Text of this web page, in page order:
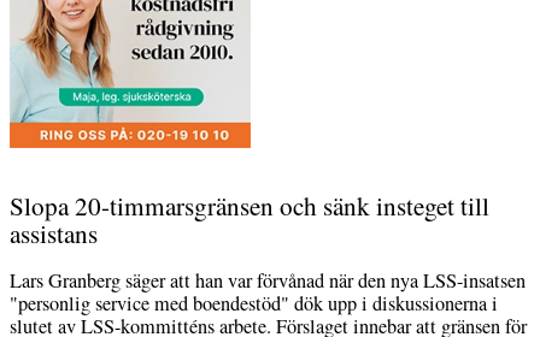
Slopa 20-timmarsgränsen och sänk insteget till
assistans
Lars Granberg säger att han var förvånad när den nya LSS-insatsen
"personlig service med boendestöd" dök upp i diskussionerna i
slutet av LSS-kommitténs arbete. Förslaget innebar att gränsen för